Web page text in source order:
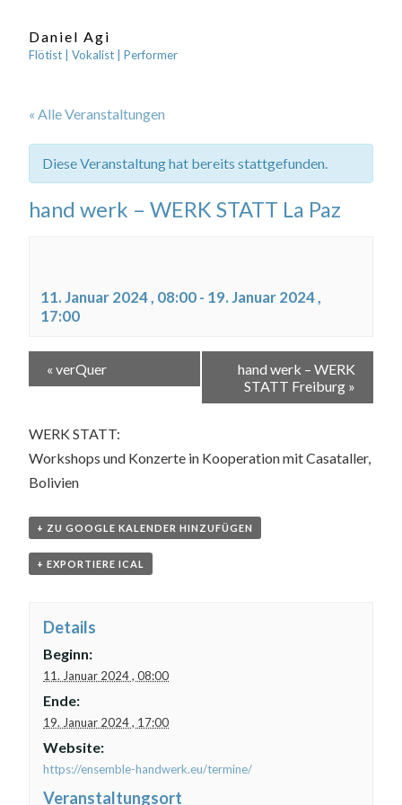
Daniel Agi
Flötist | Vokalist | Performer
« Alle Veranstaltungen
Diese Veranstaltung hat bereits stattgefunden.
hand werk – WERK STATT La Paz
11. Januar 2024 , 08:00- 19. Januar 2024 ,
17:00
« verQuer
hand werk – WERK
STATT Freiburg »
WERK STATT:
Workshops und Konzerte in Kooperation mit Casataller,
Bolivien
+ ZU GOOGLE KALENDER HINZUFÜGEN
+ EXPORTIERE ICAL
Details
Beginn:
11. Januar 2024 , 08:00
Ende:
19. Januar 2024 , 17:00
Website:
https://ensemble-handwerk.eu/termine/
Veranstaltungsort